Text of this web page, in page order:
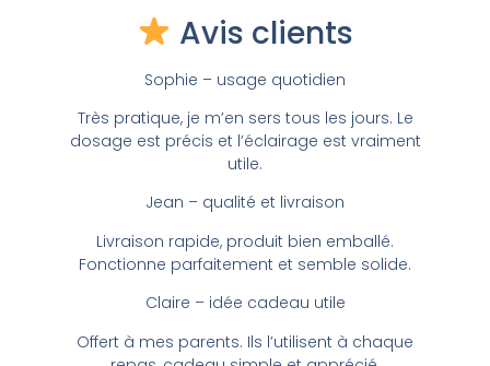
Avis clients
Sophie – usage quotidien
Très pratique, je m’en sers tous les jours. Le
dosage est précis et l’éclairage est vraiment
utile.
Jean – qualité et livraison
Livraison rapide, produit bien emballé.
Fonctionne parfaitement et semble solide.
Claire – idée cadeau utile
Offert à mes parents. Ils l’utilisent à chaque